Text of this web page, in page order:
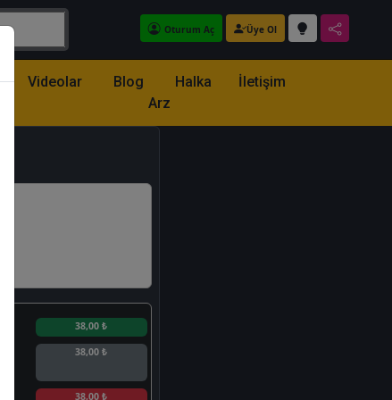
Oturum Aç Üye Ol
Videolar Blog
Halka
Arz
İletişim
38,00 ₺
38,00 ₺
38,00 ₺